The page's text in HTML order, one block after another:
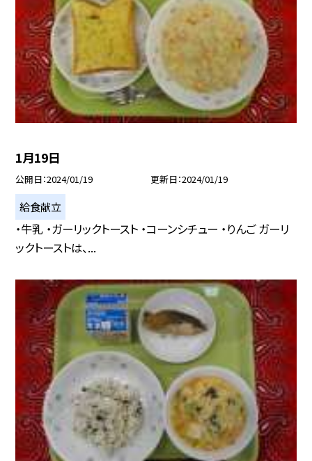
1月19日
公開日 2024/01/19 更新日 2024/01/19
給食献立
・牛乳 ・ガーリックトースト ・コーンシチュー ・りんご ガーリ
ックトーストは、...